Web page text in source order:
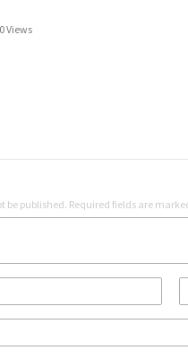
0 Views
be published. Required fields are